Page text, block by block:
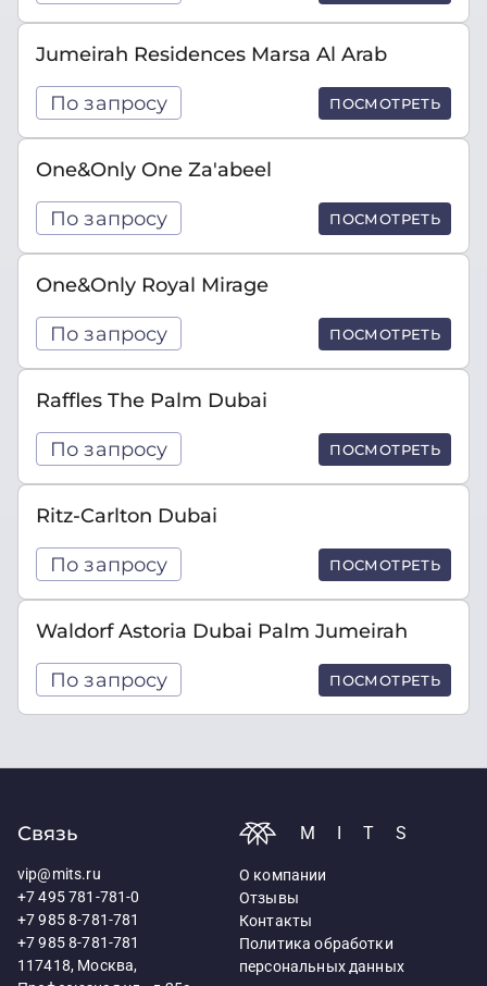
Jumeirah Residences Marsa Al Arab
По запросу ПОСМОТРЕТЬ
One&Only One Za'abeel
По запросу ПОСМОТРЕТЬ
One&Only Royal Mirage
По запросу ПОСМОТРЕТЬ
Raffles The Palm Dubai
По запросу ПОСМОТРЕТЬ
Ritz-Carlton Dubai
По запросу ПОСМОТРЕТЬ
Waldorf Astoria Dubai Palm Jumeirah
По запросу ПОСМОТРЕТЬ
Связь
vip@mits.ru
+7 495 781-781-0
+7 985 8-781-781
+7 985 8-781-781
117418, Москва,
MITS
О компании
Отзывы
Контакты
Политика обработки
персональных данных